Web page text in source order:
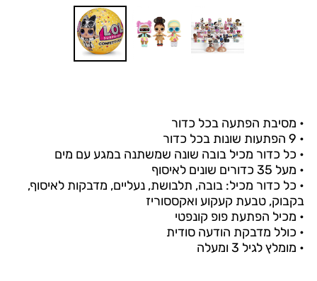
• מסיבת הפתעה בכל כדור
• 9 הפתעות שונות בכל כדור
• כל כדור מכיל בובה שונה שמשתנה במגע עם מים
• מעל 35 כדורים שונים לאיסוף
• כל כדור מכיל: בובה, תלבושת, נעליים, מדבקות לאיסוף,
בקבוק, טבעת קעקוע ואקססוריז
• מכיל הפתעת פופ קונפטי
• כולל מדבקת הודעה סודית
• מומלץ לגיל 3 ומעלה